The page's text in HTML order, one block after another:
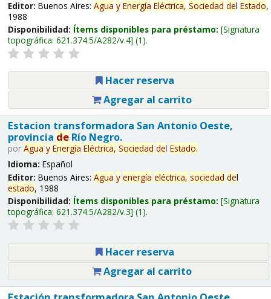
Editor: Buenos Aires: Agua y Energía Eléctrica, Sociedad del Estado,
1988
Disponibilidad: Ítems disponibles para préstamo: Signatura
topográfica: 621.374.5/A282/v.4 (1).
Hacer reserva
Agregar al carrito
Estacion transformadora San Antonio Oeste,
provincia deRío Negro.
por Agua y Energía Eléctrica, Sociedad del Estado.
Idioma: Español
Editor: Buenos Aires: Agua y energía eléctrica, sociedad del
estado, 1988
Disponibilidad: Ítems disponibles para préstamo: Signatura
topográfica: 621.374.5/A282/v.3 (1).
Hacer reserva
Agregar al carrito